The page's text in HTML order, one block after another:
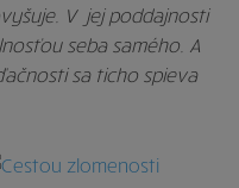
V jej poddajnosti
seba samého. A
sa ticho spieva